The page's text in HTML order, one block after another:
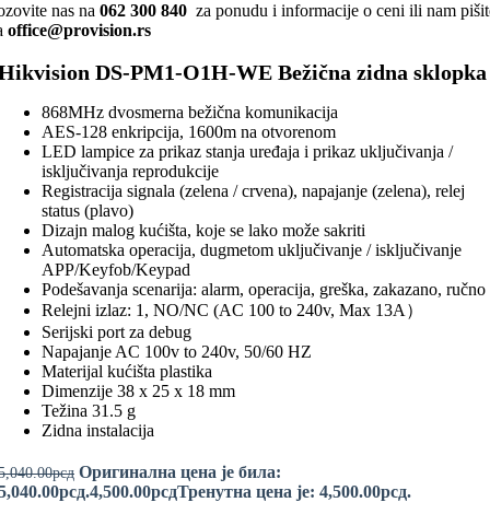
nas na 062 300 840 za ponudu i informacije o ceni ili nam
office@provision.rs
DS-PM1-O1H-WE Bežična zidna sklopka
868MHz dvosmerna bežična komunikacija
AES-128 enkripcija, 1600m na otvorenom
LED lampice za prikaz stanja uređaja i prikaz uključivanja /
isključivanja reprodukcije
Registracija signala (zelena / crvena), napajanje (zelena), relej
status (plavo)
Dizajn malog kućišta, koje se lako može sakriti
Automatska operacija, dugmetom uključivanje / isključivanje
APP/Keyfob/Keypad
Podešavanja scenarija: alarm, operacija, greška, zakazano, ručno
Relejni izlaz: 1, NO/NC (AC 100 to 240v, Max 13A）
Serijski port za debug
Napajanje AC 100v to 240v, 50/60 HZ
Materijal kućišta plastika
Dimenzije 38 x 25 x 18 mm
Težina 31.5 g
Zidna instalacija
рсд Оригинална цена је била:
4,500.00рсдТренутна цена је: 4,500.00рсд.